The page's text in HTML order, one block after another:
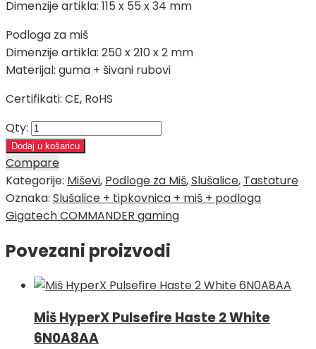
Dimenzije artikla: 115 x 55 x 34 mm
Podloga za miš
Dimenzije artikla: 250 x 210 x 2 mm
Materijal: guma + šivani rubovi
Certifikati: CE, RoHS
Qty:
Dodaj u košaricu
Compare
Kategorije: Miševi, Podloge za Miš,Slušalice, Tastature
Oznaka: Slušalice + tipkovnica + miš + podloga
Gigatech COMMANDER gaming
Povezani proizvodi
Miš HyperX Pulsefire Haste 2 White
6N0A8AA